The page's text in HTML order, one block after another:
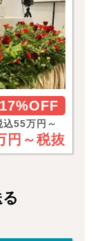
17%OFF
込55万円～
円～税抜